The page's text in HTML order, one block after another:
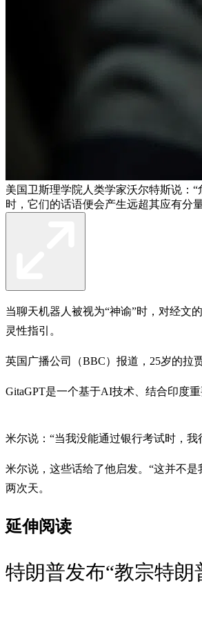
美国卫斯理学院人类学家沃尔特斯说
时，它们的话语便会产生远超其应有分
当聊天机器人被视为“神谕”时，对经文
灵性指引。
英国广播公司（BBC）报道，25岁的拉
GitaGPT是一个基于AI技术、结合印度
米尔说：“当我没能通过银行考试时，
米尔说，这些话给了他启发。“这并不
两次天。
延伸阅读
特朗普发布“教宗特